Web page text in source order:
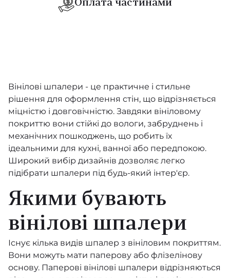
Sculptura
Moooi Wallcovering Tokyo Blue
Metal X Patina
Les Cuirs
Timber
Yala
Velveteen
Marqueterie
Оплата частинами
Вінілові шпалери - це практичне і стильне
рішення для оформлення стін, що відрізняється
міцністю і довговічністю. Завдяки вініловому
покриттю вони стійкі до вологи, забруднень і
механічних пошкоджень, що робить їх
ідеальними для кухні, ванної або передпокою.
Широкий вибір дизайнів дозволяє легко
підібрати шпалери під будь-який інтер'єр.
Якими бувають
вінілові шпалери
Існує кілька видів шпалер з вініловим покриттям.
Вони можуть мати паперову або флізелінову
основу. Паперові вінілові шпалери відрізняються